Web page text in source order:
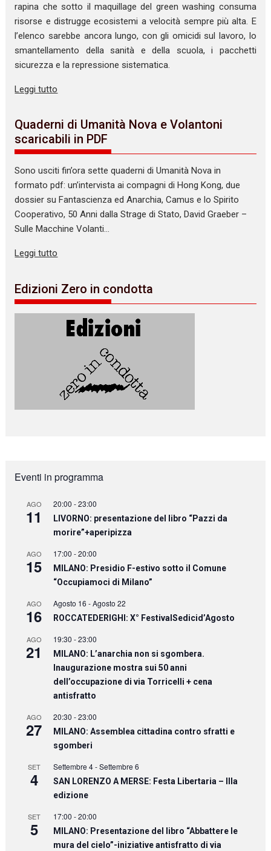
rapina che sotto il maquillage del green washing consuma
risorse e distrugge ecosistemi a velocità sempre più alta. E
l’elenco sarebbe ancora lungo, con gli omicidi sul lavoro, lo
smantellamento della sanità e della scuola, i pacchetti
sicurezza e la repressione sistematica.
Leggi tutto
Quaderni di Umanità Nova e Volantoni
scaricabili in PDF
Sono usciti fin’ora sette quaderni di Umanità Nova in
formato pdf: un’intervista ai compagni di Hong Kong, due
dossier su Fantascienza ed Anarchia, Camus e lo Spirito
Cooperativo, 50 Anni dalla Strage di Stato, David Graeber –
Sulle Macchine Volanti…
Leggi tutto
Edizioni Zero in condotta
Eventi in programma
AGO
11
20:00 -23:00
LIVORNO: presentazione del libro “Pazzi da
morire”+aperipizza
AGO
15
17:00 -20:00
MILANO: Presidio F-estivo sotto il Comune
“Occupiamoci di Milano”
AGO
16
Agosto 16 -Agosto 22
ROCCATEDERIGHI: X° FestivalSedicid’Agosto
AGO
21
19:30 -23:00
MILANO: L’anarchia non si sgombera.
Inaugurazione mostra sui 50 anni
dell’occupazione di via Torricelli + cena
antisfratto
AGO
27
20:30 -23:00
MILANO: Assemblea cittadina contro sfratti e
sgomberi
SET
4
Settembre 4-Settembre 6
SAN LORENZO A MERSE: Festa Libertaria – IIIa
edizione
SET
5
17:00 -20:00
MILANO: Presentazione del libro “Abbattere le
mura del cielo”-iniziative antisfratto di via